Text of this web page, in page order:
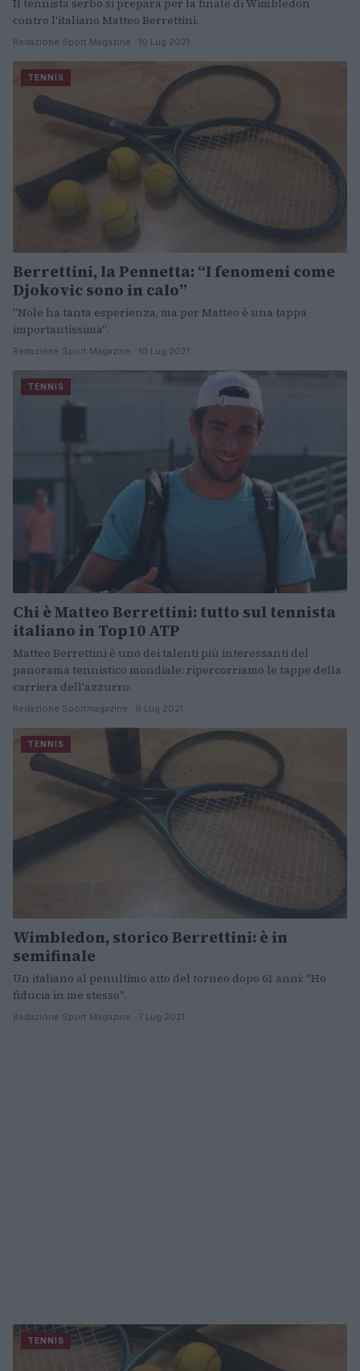
Il tennista serbo si prepara per la finale di Wimbledon
contro l'italiano Matteo Berrettini.
Redazione Sport Magazine · 10 Lug 2021
TENNIS
Berrettini, la Pennetta: “I fenomeni come
Djokovic sono in calo”
"Nole ha tanta esperienza, ma per Matteo è una tappa
importantissima".
Redazione Sport Magazine · 10 Lug 2021
TENNIS
Chi è Matteo Berrettini: tutto sul tennista
italiano in Top10 ATP
Matteo Berrettini è uno dei talenti più interessanti del
panorama tennistico mondiale: ripercorriamo le tappe della
carriera dell'azzurro.
Redazione Sportmagazine · 9 Lug 2021
TENNIS
Wimbledon, storico Berrettini: è in
semifinale
Un italiano al penultimo atto del torneo dopo 61 anni: "Ho
fiducia in me stesso".
Redazione Sport Magazine · 7 Lug 2021
TENNIS